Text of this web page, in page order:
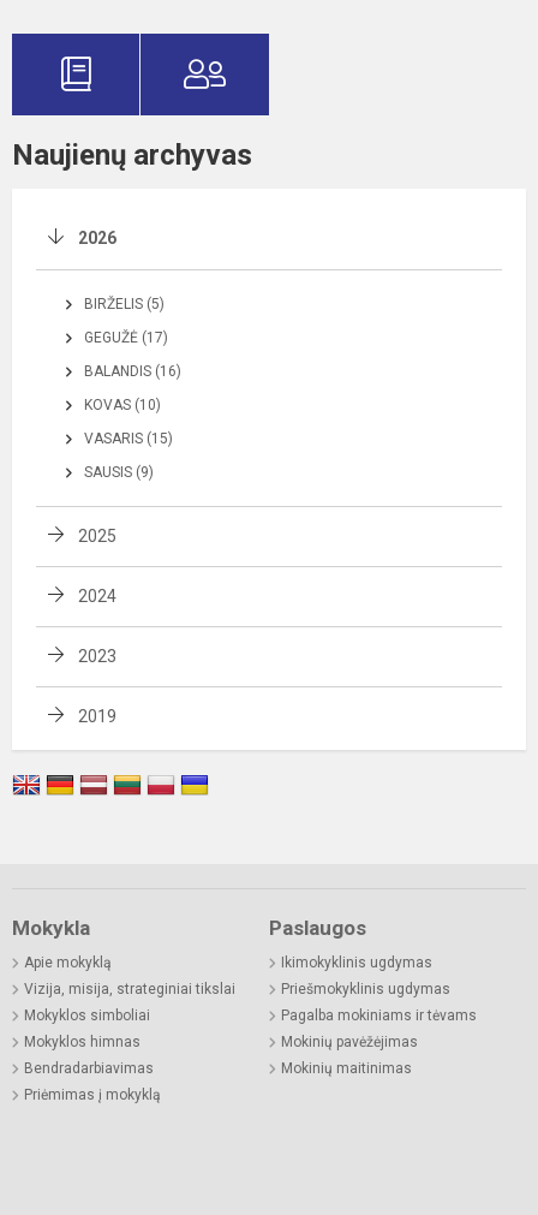
Naujienų archyvas
2026
BIRŽELIS (5)
GEGUŽĖ (17)
BALANDIS (16)
KOVAS (10)
VASARIS (15)
SAUSIS (9)
2025
2024
2023
2019
Mokykla
Apie mokyklą
Vizija, misija, strateginiai tikslai
Mokyklos simboliai
Mokyklos himnas
Bendradarbiavimas
Priėmimas į mokyklą
Paslaugos
Ikimokyklinis ugdymas
Priešmokyklinis ugdymas
Pagalba mokiniams ir tėvams
Mokinių pavėžėjimas
Mokinių maitinimas